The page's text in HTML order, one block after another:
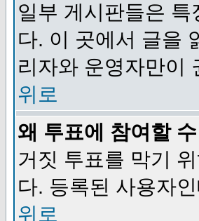
일부 게시판들은
다. 이 곳에서 글을
리자와 운영자만이
위로
왜 투표에 참여할
거짓 투표를 막기
다. 등록된 사용자
위로